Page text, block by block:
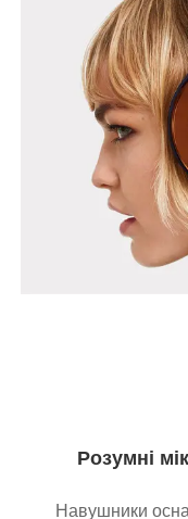
Розумні
Навушники